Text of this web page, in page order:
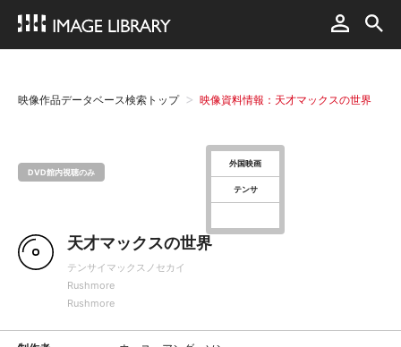
映像作品データベース検索トップ 映像資料情報：天才マックスの世界
DVD館内視聴のみ
外国映画
テンサ
天才マックスの世界
テンサイマックスノセカイ
Rushmore
Rushmore